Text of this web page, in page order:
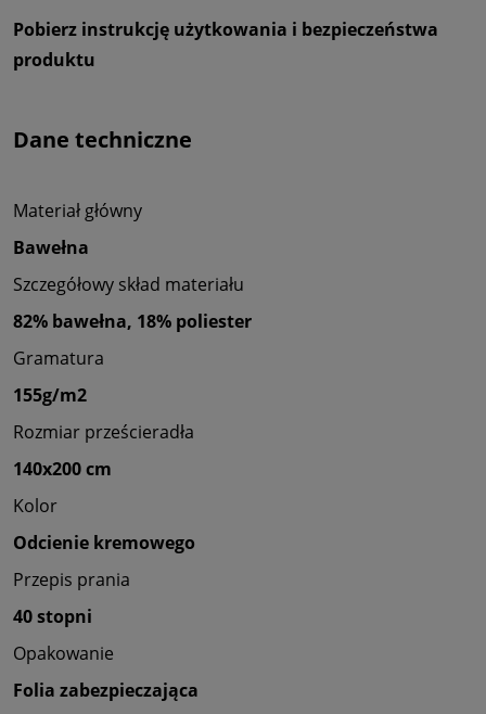
Pobierz instrukcję użytkowania i bezpieczeństwa
produktu
Dane techniczne
Materiał główny
Bawełna
Szczegółowy skład materiału
82% bawełna, 18% poliester
Gramatura
155g/m2
Rozmiar prześcieradła
140x200 cm
Kolor
Odcienie kremowego
Przepis prania
40 stopni
Opakowanie
Folia zabezpieczająca